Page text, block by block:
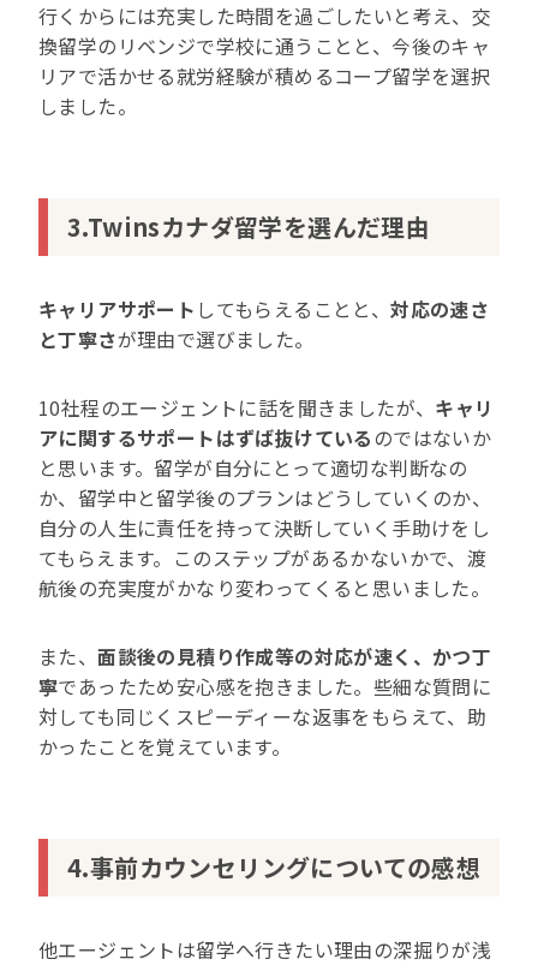
行くからには充実した時間を過ごしたいと考え、交
換留学のリベンジで学校に通うことと、今後のキャ
リアで活かせる就労経験が積めるコープ留学を選択
しました。
3.Twinsカナダ留学を選んだ理由
キャリアサポート してもらえることと、対応の速さ
と丁寧さが理由で選びました。
10社程のエージェントに話を聞きましたが、 キャリ
アに関するサポートはずば抜けている のではないか
と思います。留学が自分にとって適切な判断なの
か、留学中と留学後のプランはどうしていくのか、
自分の人生に責任を持って決断していく手助けをし
てもらえます。このステップがあるかないかで、渡
航後の充実度がかなり変わってくると思いました。
また、面談後の見積り作成等の対応が速く、かつ丁
寧であったため安心感を抱きました。些細な質問に
対しても同じくスピーディーな返事をもらえて、助
かったことを覚えています。
4.事前カウンセリングについての感想
他エージェントは留学へ行きたい理由の深掘りが浅